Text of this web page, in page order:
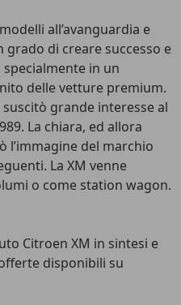
all’avanguardia e
di creare successo e
in un
delle vetture premium.
suscitò grande interesse al
. La chiara, ed allora
l’immagine del marchio
La XM venne
o come station wagon.
Citroen XM in sintesi e
disponibili su